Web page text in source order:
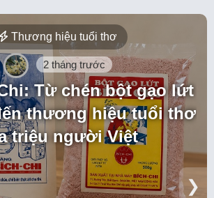
Thương hiệu tuổi thơ
2 tháng trước
Từ chén bột gạo lứt
thương hiệu tuổi thơ
triệu người Việt
❯